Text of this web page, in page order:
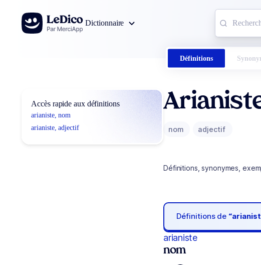
Aller au contenu
Dictionnaire
Définitions
Accès rapide aux définitions
arianiste, nom
arianiste, adjectif
nom adjectif
Définitions, synonymes,
Définitions de
arianiste
nom